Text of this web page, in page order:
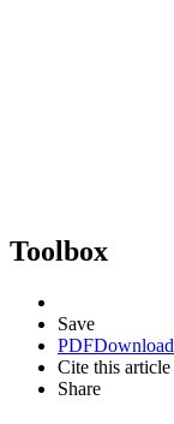
Toolbox
Save
PDFDownload
Cite this article
Share